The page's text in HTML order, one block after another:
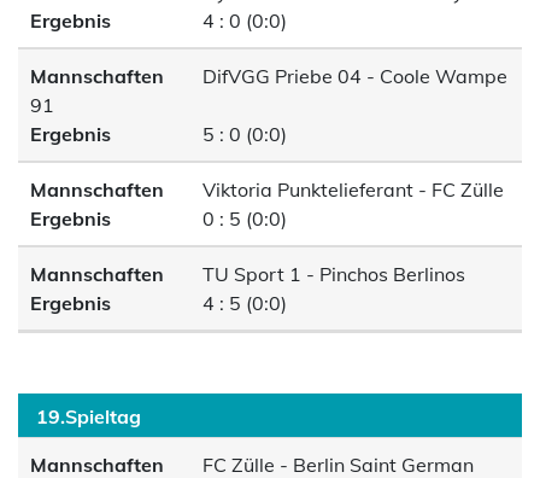
Ergebnis
4 : 0 (0:0)
Mannschaften
DifVGG Priebe 04 - Coole Wampe
91
Ergebnis
5 : 0 (0:0)
Mannschaften
Viktoria Punktelieferant - FC Zülle
Ergebnis
0 : 5 (0:0)
Mannschaften
TU Sport 1 - Pinchos Berlinos
Ergebnis
4 : 5 (0:0)
19.Spieltag
Mannschaften
FC Zülle - Berlin Saint German